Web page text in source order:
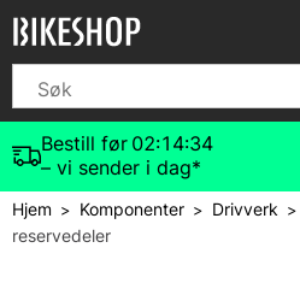
Bestill før 02:14:34
– vi sender i dag*
Hjem> Komponenter> Drivverk>
reservedeler